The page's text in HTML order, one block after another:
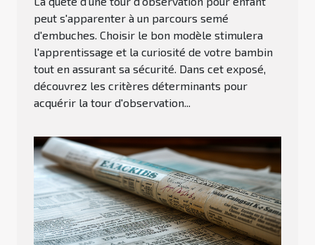
peut s'apparenter à un parcours semé
d'embuches. Choisir le bon modèle stimulera
l'apprentissage et la curiosité de votre bambin
tout en assurant sa sécurité. Dans cet exposé,
découvrez les critères déterminants pour
acquérir la tour d'observation...